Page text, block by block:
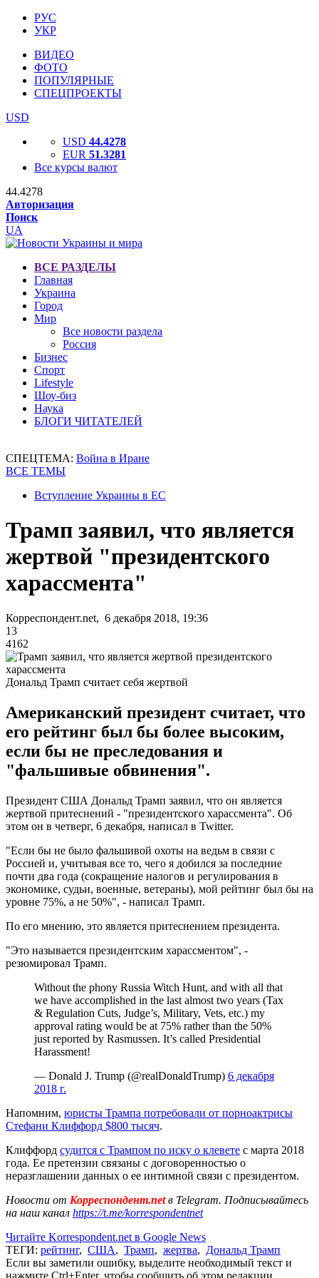
РУС
УКР
ВИДЕО
ФОТО
ПОПУЛЯРНЫЕ
СПЕЦПРОЕКТЫ
USD
USD 44.4278
EUR 51.3281
Все курсы валют
44.4278
Авторизация
Поиск
UA
ВСЕ РАЗДЕЛЫ
Главная
Украина
Город
Мир
Все новости раздела
Россия
Бизнес
Спорт
Lifestyle
Шоу-биз
Наука
БЛОГИ ЧИТАТЕЛЕЙ
СПЕЦТЕМА: Война в Иране
ВСЕ ТЕМЫ
Вступление Украины в ЕС
Трамп заявил, что является
жертвой "президентского
харассмента"
Корреспондент.net, 6 декабря 2018, 19:36
13
4162
Дональд Трамп считает себя жертвой
Американский президент считает, что
его рейтинг был бы более высоким,
если бы не преследования и
"фальшивые обвинения".
Президент США Дональд Трамп заявил, что он является
жертвой притеснений - "президентского харассмента". Об
этом он в четверг, 6 декабря, написал в Twitter.
"Если бы не было фальшивой охоты на ведьм в связи с
Россией и, учитывая все то, чего я добился за последние
почти два года (сокращение налогов и регулирования в
экономике, судьи, военные, ветераны), мой рейтинг был бы на
уровне 75%, а не 50%", - написал Трамп.
По его мнению, это является притеснением президента.
"Это называется президентским харассментом", -
резюмировал Трамп.
Without the phony Russia Witch Hunt, and with all that
we have accomplished in the last almost two years (Tax
& Regulation Cuts, Judge’s, Military, Vets, etc.) my
approval rating would be at 75% rather than the 50%
just reported by Rasmussen. It’s called Presidential
Harassment!
— Donald J. Trump (@realDonaldTrump) 6 декабря
2018 г.
Напомним, юристы Трампа потребовали от порноактрисы
Стефани Клиффорд $800 тысяч.
Клиффорд судится с Трампом по иску о клевете с марта 2018
года. Ее претензии связаны с договоренностью о
неразглашении данных о ее интимной связи с президентом.
Новости от Корреспондент.netв Telegram. Подписывайтесь
на наш канал https://t.me/korrespondentnet
Читайте Korrespondent.net в Google News
ТЕГИ: рейтинг, США, Трамп, жертва, Дональд Трамп
Если вы заметили ошибку, выделите необходимый текст и
нажмите Ctrl+Enter, чтобы сообщить об этом редакции.